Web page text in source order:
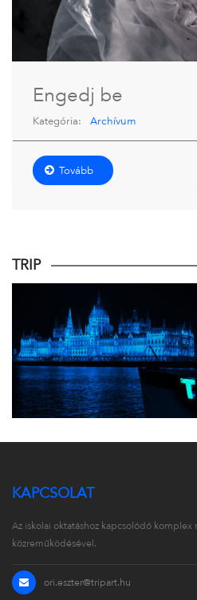
Engedj be
Kategória: Archívum
Tovább
TRIP
KAPCSOLAT
Az iskolai oktatáshoz kapcsolódó komplex
közreműködésével.
ori.eszter@tripart.hu